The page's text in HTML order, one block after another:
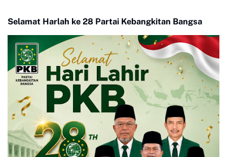
Selamat Harlah ke 28 Partai Kebangkitan Bangsa